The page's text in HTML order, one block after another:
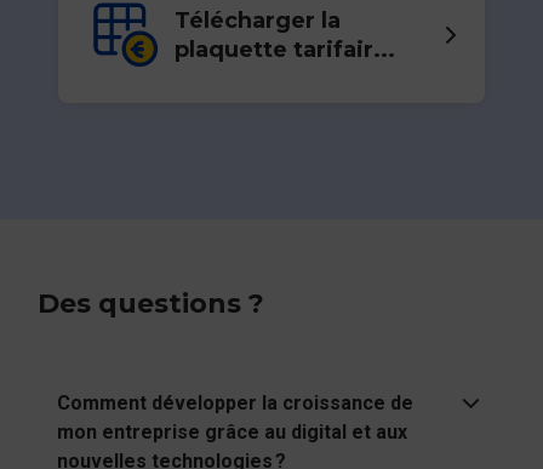
Télécharger la
plaquette tarifair...
Des questions ?
Comment développer la croissance de
mon entreprise grâce au digital et aux
nouvelles technologies ?